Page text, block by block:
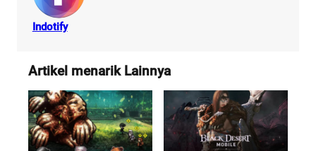
Indotify
Artikel menarik Lainnya